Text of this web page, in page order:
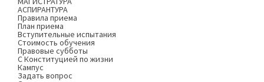
АСПИРАНТУРА
Правила приема
План приема
Вступительные испытания
Стоимость обучения
Правовые субботы
С Конституцией по жизни
Кампус
Задать вопрос